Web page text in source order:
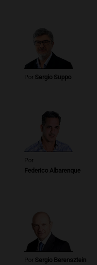
Por Sergio Suppo
Por
Federico Albarenque
Por Sergio Berensztein